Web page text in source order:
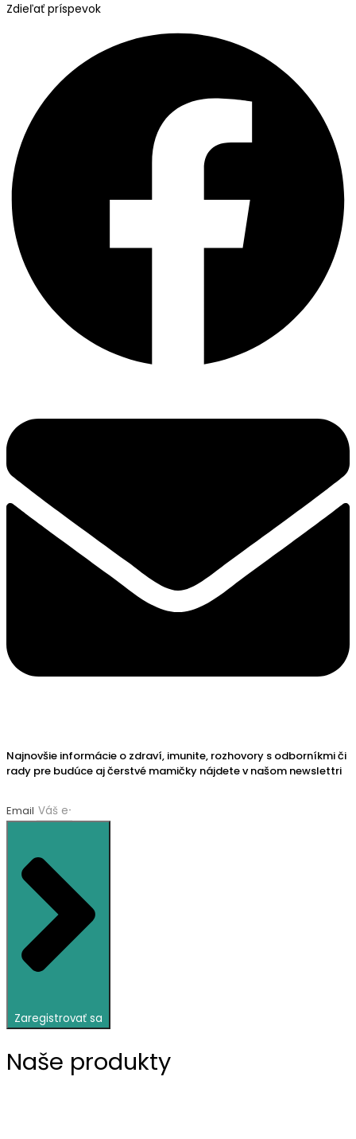
Zdieľať príspevok
Najnovšie informácie o zdraví, imunite, rozhovory s odborníkmi či
rady pre budúce aj čerstvé mamičky nájdete v našom newslettri
Email
Zaregistrovať sa
Naše produkty